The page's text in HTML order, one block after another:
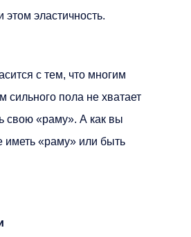
этом эластичность.
с тем, что многим
сильного пола не хватает
свою «раму». А как вы
иметь «раму» или быть